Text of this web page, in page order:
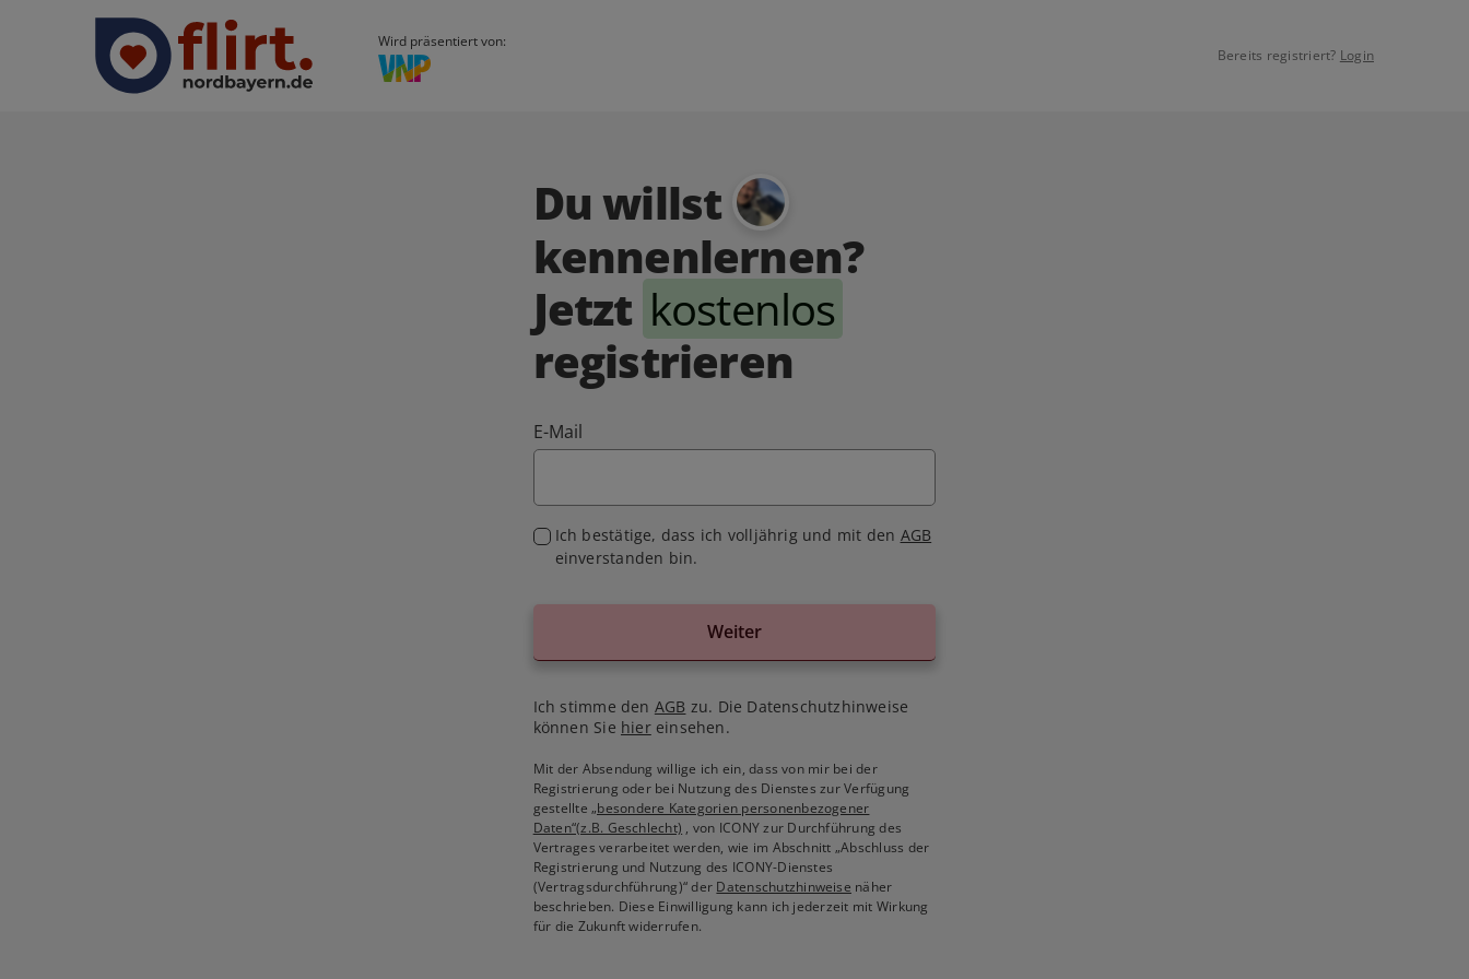
Wird präsentiert von:
Bereits registriert? Login
Du willst
kennenlernen?
Jetzt kostenlos
registrieren
E-Mail
Ich bestätige, dass ich volljährig und mit den AGB
einverstanden bin.
Weiter
Ich stimme den AGB zu. Die Datenschutzhinweise
können Sie hiereinsehen.
Mit der Absendung willige ich ein, dass von mir bei der
Registrierung oder bei Nutzung des Dienstes zur Verfügung
gestellte„besondere Kategorien personenbezogener
Daten“(z.B. Geschlecht) , von ICONY zur Durchführung des
Vertrages verarbeitet werden, wie im Abschnitt „Abschluss der
Registrierung und Nutzung des ICONY-Dienstes
(Vertragsdurchführung)“ der Datenschutzhinweise näher
beschrieben. Diese Einwilligung kann ich jederzeit mit Wirkung
für die Zukunft widerrufen.